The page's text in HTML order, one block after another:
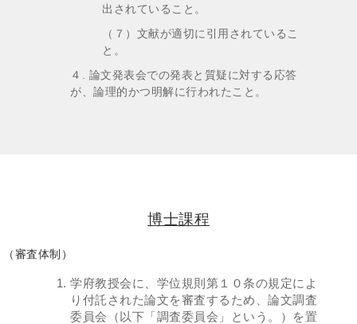
出されていること。
（７）文献が適切に引用されているこ
と。
４. 論文発表会での発表と質疑に対する応答
が、論理的かつ明解に行われたこと。
博士課程
（審査体制）
学府教授会に、学位規則第１０条の規定によ
り付託された論文を審査するため、論文調査
委員会（以下「調査委員会」という。）を置